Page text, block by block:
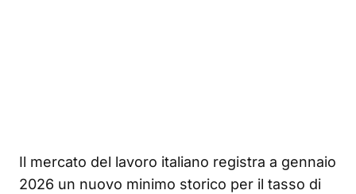
Il mercato del lavoro italiano registra a gennaio
2026 un nuovo minimo storico per il tasso di